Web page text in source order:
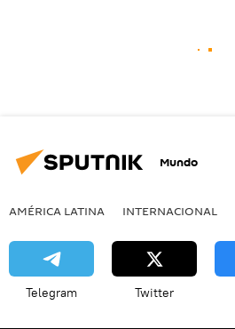
Mundo
AMÉRICA LATINA INTERNACIONAL
Telegram Twitter